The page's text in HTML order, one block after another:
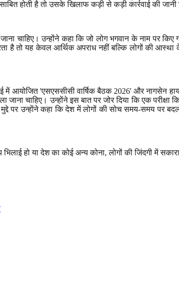
होती है तो उसके खिलाफ कड़ी से कड़ी कार्रवाई की जानी
चाहिए। उन्होंने कहा कि जो लोग भगवान के नाम पर किए
है तो यह केवल आर्थिक अपराध नहीं बल्कि लोगों की
में आयोजित'एसएससीसी वार्षिक बैठक 2026'और नागसेन
चाहिए। उन्होंने इस बात पर जोर दिया कि एक
पर उन्हाेंने कहा कि देश में लोगों की सोच समय-समय पर
हो या देश का कोई अन्य कोना,लोगों की जिंदगी में